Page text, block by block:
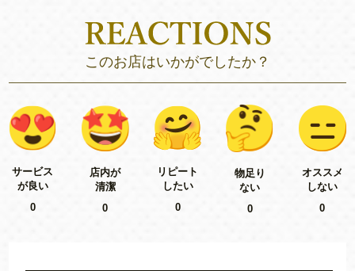
このお店はいかがでしたか？
サービス
が良い
0
店内が
清潔
0
リピート
したい
0
物足り
ない
0
オススメ
しない
0